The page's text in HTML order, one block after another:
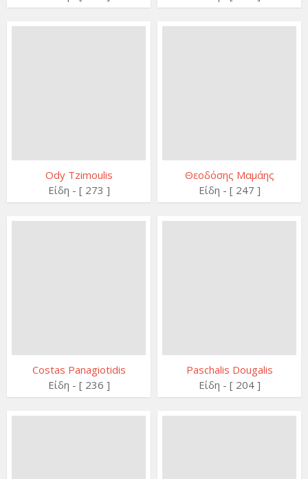
Ody Tzimoulis
Είδη - [ 273 ]
Θεοδόσης Μαμάης
Είδη - [ 247 ]
Costas Panagiotidis
Είδη - [ 236 ]
Paschalis Dougalis
Είδη - [ 204 ]